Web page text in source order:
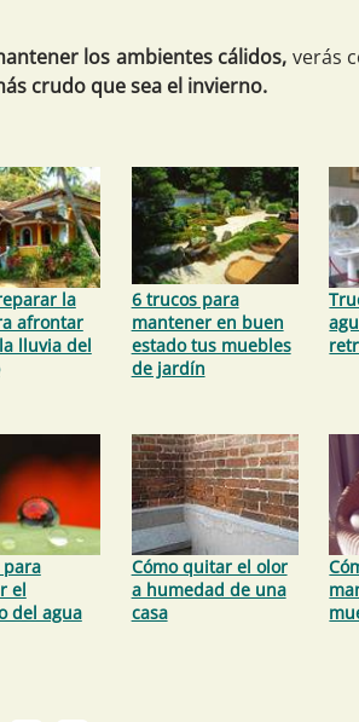
los ambientes cálidos, verás
crudo que sea el invierno.
la
afrontar
lluvia del
6 trucos para
mantener en buen
estado tus muebles
de jardín
para
el
del agua
Cómo quitar el olor
a humedad de una
casa